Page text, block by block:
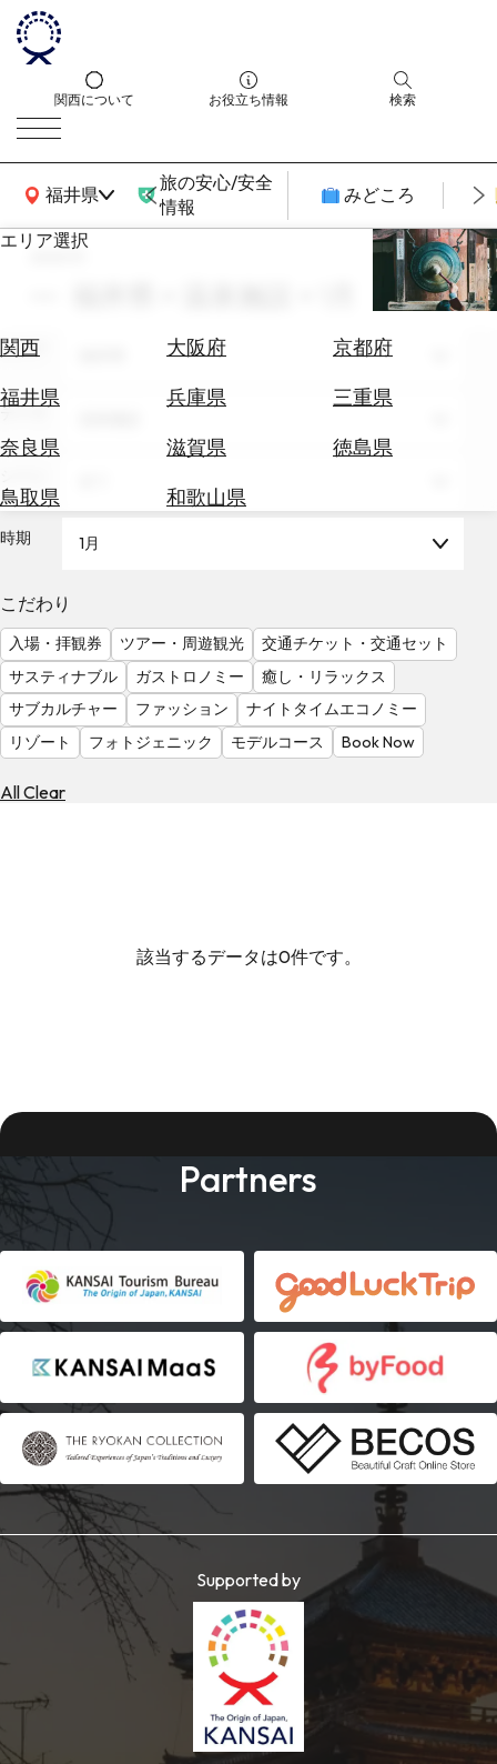
関西について お役立ち情報 検索
福井県
関西広域MAP
旅の安心/安全
情報
みどころ
エリア選択
関西 大阪府
京都府
福井県
兵庫県
三重県
奈良県
滋賀県
徳島県
鳥取県
和歌山県
エ
券
テ
を
調
べ
る
天
気
を
見
る
search
エリア
テーマ
時期 1月
こだわり
入場・拝観券 ツアー・周遊観光
交通チケット・交通セット
サスティナブル
ガストロノミー
癒し・リラックス
サブカルチャー
ファッション
ナイトタイムエコノミー
リゾート
フォトジェニック モデルコース Book Now
All Clear
該当するデータは0件です。
Partners
Supported by